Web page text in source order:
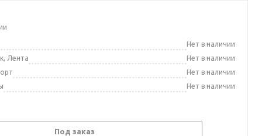
Нет в наличии
Лента
Нет в наличии
Нет в наличии
Нет в наличии
Под заказ